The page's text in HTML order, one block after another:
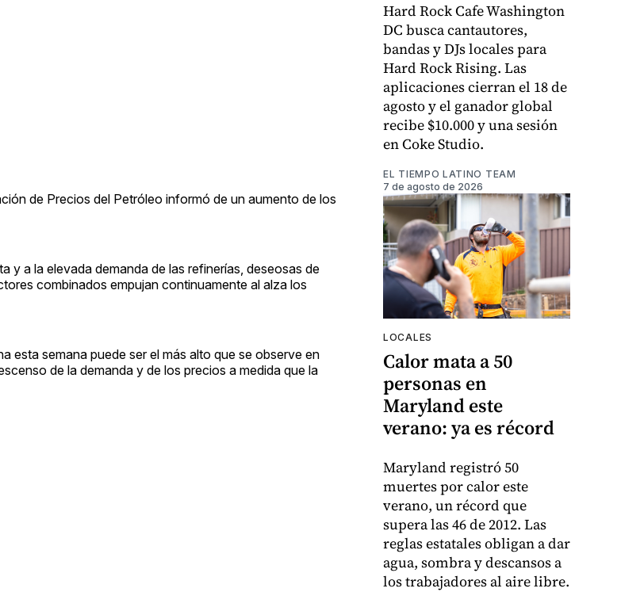
de Precios del Petróleo informó de un aumento de los
y a la elevada demanda de las refinerías, deseosas de
combinados empujan continuamente al alza los
esta semana puede ser el más alto que se observe en
de la demanda y de los precios a medida que la
Hard Rock Cafe Washington
DC busca cantautores,
bandas y DJs locales para
Hard Rock Rising. Las
aplicaciones cierran el 18 de
agosto y el ganador global
recibe $10.000 y una sesión
en Coke Studio.
EL TIEMPO LATINO TEAM
7 de agosto de 2026
LOCALES
Calor mata a 50
personas en
Maryland este
verano: ya es récord
Maryland registró 50
muertes por calor este
verano, un récord que
supera las 46 de 2012. Las
reglas estatales obligan a dar
agua, sombra y descansos a
los trabajadores al aire libre.